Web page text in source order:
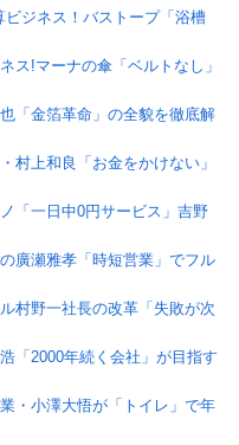
ビジネス！バストープ「浴槽
ス!マーナの傘「ベルトなし」
「金箔革命」の全貌を徹底解
村上和良「お金をかけない」
「一日中0円サービス」吉野
廣瀬雅孝「時短営業」でフル
村野一社長の改革「失敗が次
「2000年続く会社」が目指す
・小澤大悟が「トイレ」で年